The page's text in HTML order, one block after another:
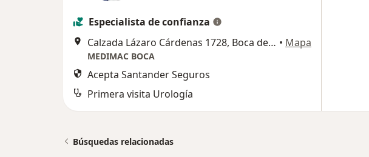
Especialista de confianza
Calzada Lázaro Cárdenas 1728, Boca del Rio • Mapa
MEDIMAC BOCA
Acepta Santander Seguros
Primera visita Urología
Búsquedas relacionadas